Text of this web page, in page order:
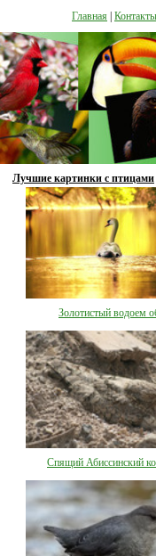
Главная Контакты
Лучшие картинки с птицами
Золотистый водоем
Спящий Абиссинский